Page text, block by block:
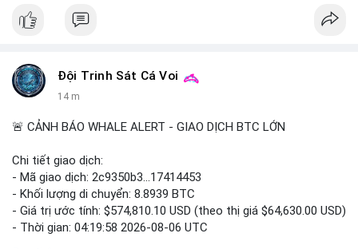
Đội Trinh Sát Cá Voi
14 m
🚨 CẢNH BÁO WHALE ALERT - GIAO DỊCH BTC LỚN
Chi tiết giao dịch:
- Mã giao dịch: 2c9350b3...17414453
- Khối lượng di chuyển: 8.8939 BTC
- Giá trị ước tính: $574,810.10 USD (theo thị giá $64,630.00 USD)
- Thời gian: 04:19:58 2026-08-06 UTC